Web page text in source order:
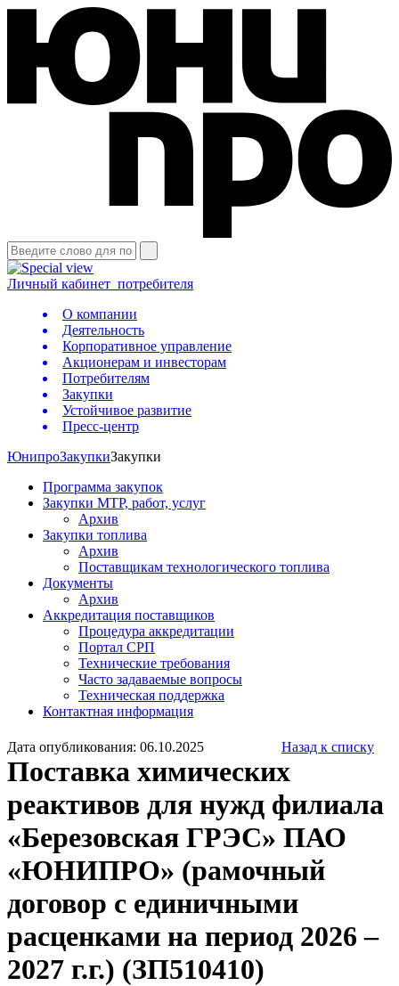
Личный кабинет потребителя
О компании
Деятельность
Корпоративное управление
Акционерам и инвесторам
Потребителям
Закупки
Устойчивое развитие
Пресс-центр
ЮнипроЗакупкиЗакупки
Программа закупок
Закупки МТР, работ, услуг
Архив
Закупки топлива
Архив
Поставщикам технологического топлива
Документы
Архив
Аккредитация поставщиков
Процедура аккредитации
Портал СРП
Технические требования
Часто задаваемые вопросы
Техническая поддержка
Контактная информация
Дата опубликования: 06.10.2025 Назад к списку
Поставка химических
реактивов для нужд филиала
«Березовская ГРЭС» ПАО
«ЮНИПРО» (рамочный
договор с единичными
расценками на период 2026 –
2027 г.г.) (ЗП510410)